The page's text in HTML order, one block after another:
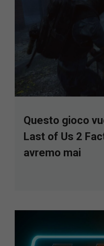
Questo gioco
Last of Us 2
avremo mai